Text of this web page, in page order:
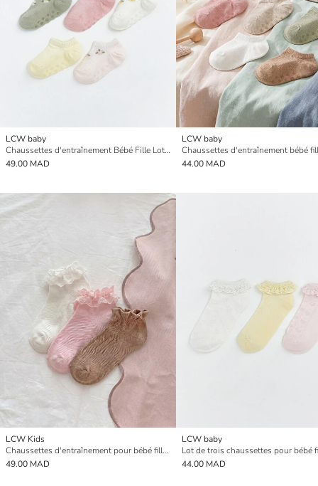
LCW baby
Chaussettes d'entraînement Bébé Fille Lot de 5
49.00 MAD
LCW baby
44.00 MAD
LCW Kids
Chaussettes d'entraînement pour bébé fille, lot de 3
49.00 MAD
LCW baby
44.00 MAD